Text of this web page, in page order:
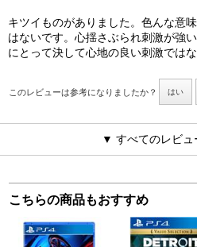
キツイものがありました。色んな意
はないです。心揺さぶられ刺激が強
にとって決して心地の良い刺激ではな
このレビューは参考になりましたか？ はい
▼ すべてのレビュ
こちらの商品もおすすめ